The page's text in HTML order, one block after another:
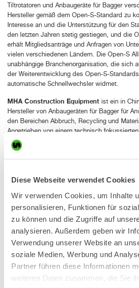
Diese Webseite verwendet Cookies
Wir verwenden Cookies, um Inhalte
personalisieren, Funktionen für
zu können und die Zugriffe auf
analysieren. Außerdem geben wir
Verwendung unserer Website an
soziale Medien, Werbung und
Partner führen diese Informationen
weiteren Daten zusammen, die Sie
Tiltrotatoren und Anbaugeräte für Bagger
Hersteller gemäß dem Open-S-Standard zu
Interesse an und die Unterstützung für den
den letzten Jahren stetig gestiegen, und die
erhält Mitgliedsanträge und Anfragen von
vielen verschiedenen Ländern. Die Open-S
unabhängige Branchenorganisation, die sich
der Weiterentwicklung des Open-S-
automatische Schnellwechsler widmet.
MHA Construction Equipment ist ein in
Hersteller von Anbaugeräten für Bagger für
den Bereichen Abbruch, Recycling und
Angetrieben von einem technisch
Team entwickelt und fertigt MHA
Greifer mit starkem Fokus auf
und zuverlässige Anpassung an verschiedene
Anwendungen weltweit.
„Für MHA unterstreicht der Beitritt zur Open-
Engagement für offene Standards und
Kompatibilität. Standardisierung spielt eine
Interoperabilität im Abbruch- und
Open-S bietet eine solide Plattform für die
Zusammenarbeit“, so Mark Kang, Marketing
Manager bei MHA Construction Equipment.